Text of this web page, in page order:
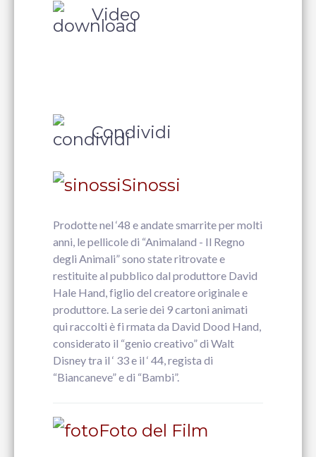
Video
Condividi
Sinossi
Prodotte nel ‘48 e andate smarrite per molti
anni, le pellicole di “Animaland - Il Regno
degli Animali” sono state ritrovate e
restituite al pubblico dal produttore David
Hale Hand, figlio del creatore originale e
produttore. La serie dei 9 cartoni animati
qui raccolti è fi rmata da David Dood Hand,
considerato il “genio creativo” di Walt
Disney tra il ‘ 33 e il ‘ 44, regista di
“Biancaneve” e di “Bambi”.
Foto del Film